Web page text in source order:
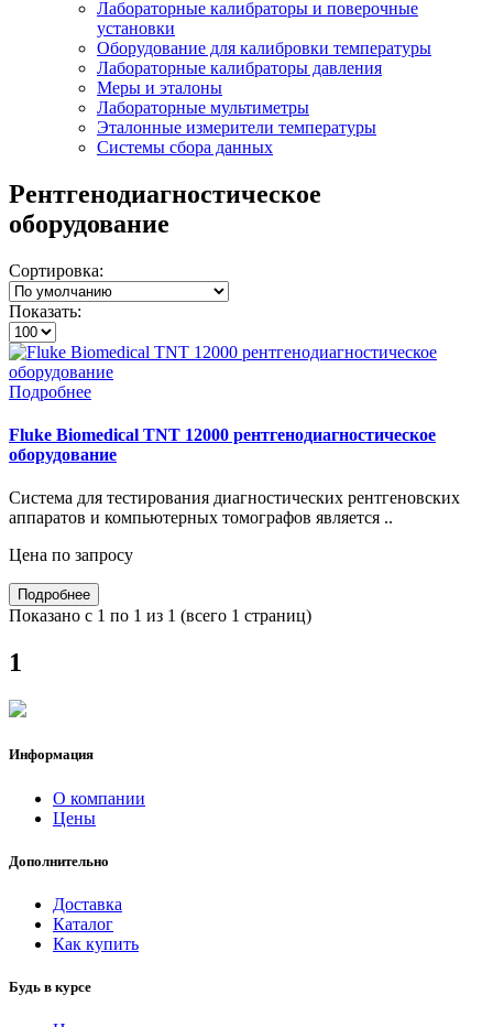
Лабораторные калибраторы и поверочные
установки
Оборудование для калибровки температуры
Лабораторные калибраторы давления
Меры и эталоны
Лабораторные мультиметры
Эталонные измерители температуры
Системы сбора данных
Рентгенодиагностическое
оборудование
Сортировка:
Показать:
Подробнее
Fluke Biomedical TNT 12000 рентгенодиагностическое
оборудование
Система для тестирования диагностических рентгеновских
аппаратов и компьютерных томографов является ..
Цена по запросу
Подробнее
Показано с 1 по 1 из 1 (всего 1 страниц)
1
Информация
О компании
Цены
Дополнительно
Доставка
Каталог
Как купить
Будь в курсе